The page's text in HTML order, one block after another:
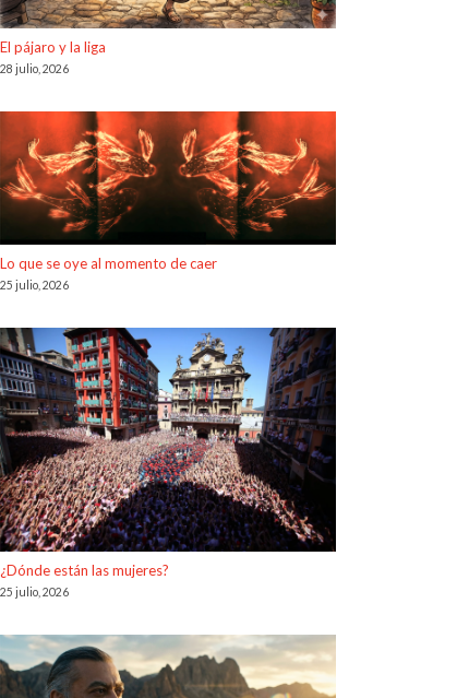
El pájaro y la liga
28 julio, 2026
Lo que se oye al momento de caer
25 julio, 2026
¿Dónde están las mujeres?
25 julio, 2026